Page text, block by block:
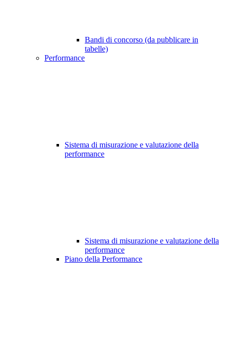
Bandi di concorso (da pubblicare in
tabelle)
Performance
Sistema di misurazione e valutazione della
performance
Sistema di misurazione e valutazione della
performance
Piano della Performance